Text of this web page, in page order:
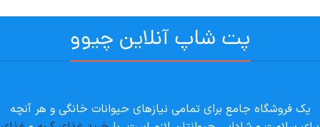
پت شاپ آنلاین چیوو
یک فروشگاه جامع برای تمامی نیازهای حیوانات خانگی و هر آنچه